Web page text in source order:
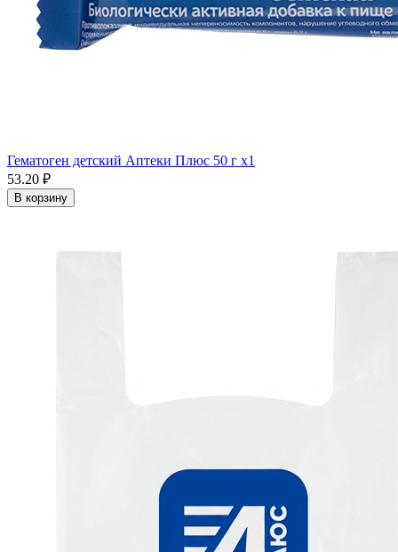
Гематоген детский Аптеки Плюс 50 г x1
53.20 ₽
В корзину